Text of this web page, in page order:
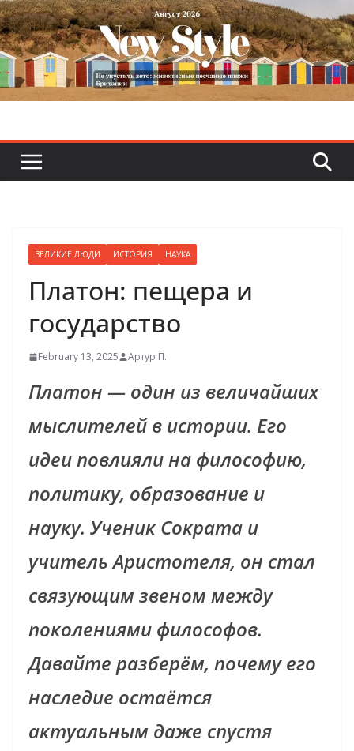
Skip
to
content
ВЕЛИКИЕ ЛЮДИ ИСТОРИЯ НАУКА
Платон: пещера и
государство
February 13, 2025 Артур П.
Платон — один из величайших
мыслителей в истории. Его
идеи повлияли на философию,
политику, образование и
науку. Ученик Сократа и
учитель Аристотеля, он стал
связующим звеном между
поколениями философов.
Давайте разберём, почему его
наследие остаётся
актуальным даже спустя